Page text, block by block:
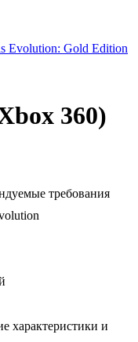
Evolution: Gold Edition
360)
требования
характеристики и